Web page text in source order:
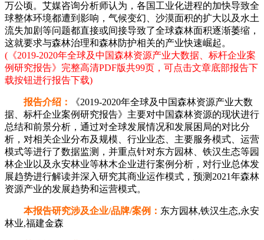
万公顷。艾媒咨询分析师认为，各国工业化进程的加快导致全
球整体环境都遭到影响，气候变幻、沙漠面积的扩大以及水土
流失加剧等问题都直接或间接导致了全球森林面积逐渐萎缩，
这就要求与森林治理和森林防护相关的产业快速崛起。
(《2019-2020年全球及中国森林资源产业大数据、标杆企业案
例研究报告》完整高清PDF版共99页，可点击文章底部报告下
载按钮进行报告下载)
报告介绍：
《2019-2020年全球及中国森林资源产业大数
据、标杆企业案例研究报告》主要对中国森林资源的现状进行
总结和前景分析，通过对全球发展情况和发展困局的对比分
析，对相关企业分布及规模、行业业态、主要服务模式、运营
模式等进行了数据监测，并重点针对东方园林、铁汉生态等园
林企业以及永安林业等林木企业进行案例分析，对行业总体发
展趋势进行解读并深入研究其商业运作模式，预测2021年森林
资源产业的发展趋势和运营模式。
本报告研究涉及企业/品牌/案例： 东方园林,铁汉生态,永安
林业,福建金森